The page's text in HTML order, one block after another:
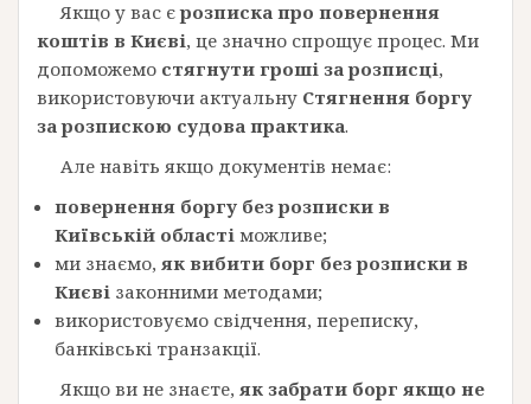
Якщо у вас єрозписка про повернення
коштів в Києві, це значно спрощує процес. Ми
допоможемо стягнути гроші за розписці,
використовуючи актуальну Стягнення боргу
за розпискою судова практика.
Але навіть якщо документів немає:
повернення боргу без розписки в
Київській області можливе;
ми знаємо, як вибити борг без розписки в
Києві законними методами;
використовуємо свідчення, переписку,
банківські транзакції.
Якщо ви не знаєте, як забрати борг якщо не